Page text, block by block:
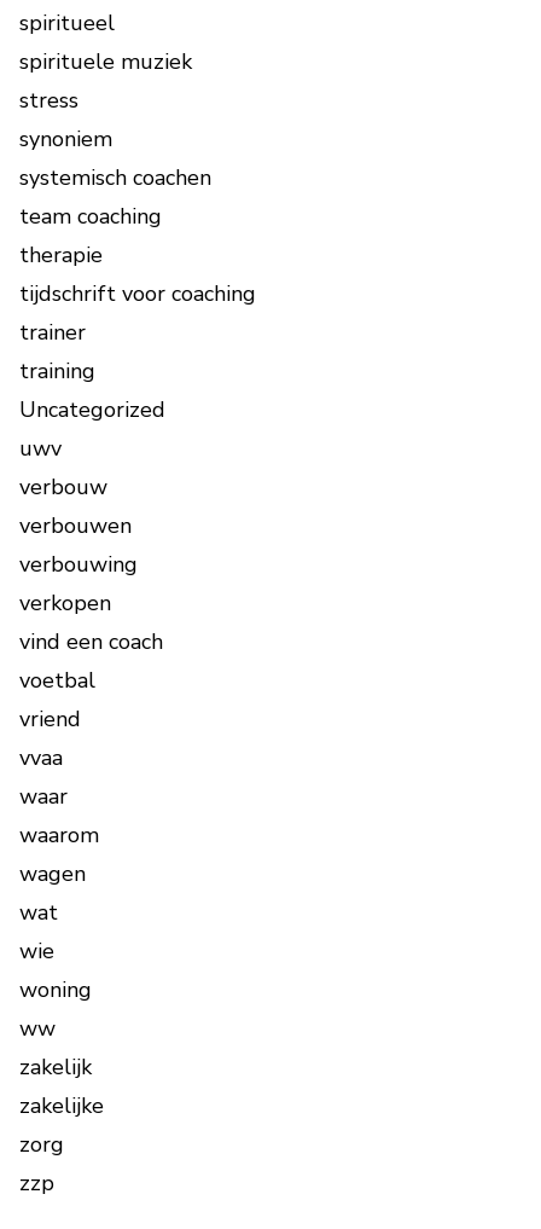
spiritueel
spirituele muziek
stress
synoniem
systemisch coachen
team coaching
therapie
tijdschrift voor coaching
trainer
training
Uncategorized
uwv
verbouw
verbouwen
verbouwing
verkopen
vind een coach
voetbal
vriend
vvaa
waar
waarom
wagen
wat
wie
woning
ww
zakelijk
zakelijke
zorg
zzp